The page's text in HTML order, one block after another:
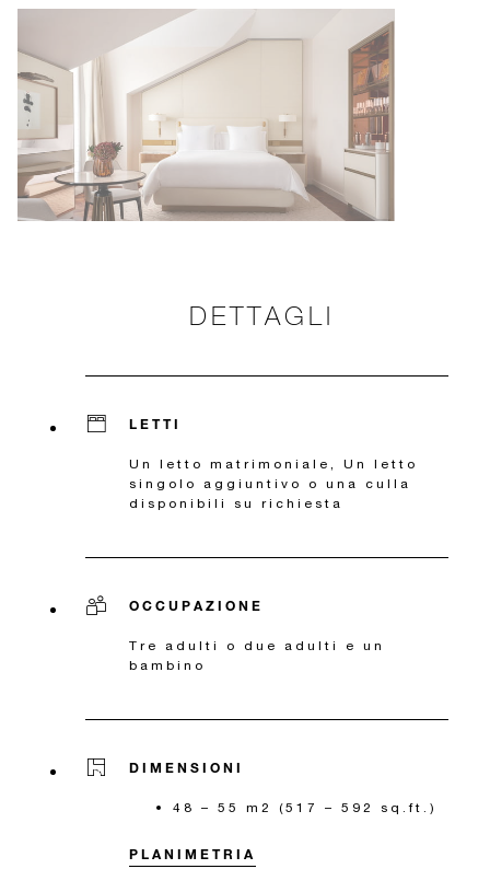
DETTAGLI
LETTI
Un letto matrimoniale, Un letto
singolo aggiuntivo o una culla
disponibili su richiesta
OCCUPAZIONE
Tre adulti o due adulti e un
bambino
DIMENSIONI
48 – 55 m2 (517 – 592 sq.ft.)
PLANIMETRIA